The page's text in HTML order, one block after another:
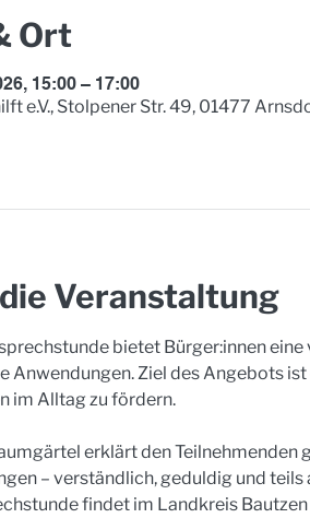
Ort
15:00 – 17:00
e.V., Stolpener Str. 49, 01477
Veranstaltung
bietet Bürger:innen
Anwendungen. Ziel des Angebots
im Alltag zu fördern.
erklärt den Teilnehmenden
– verständlich, geduldig und
findet im Landkreis